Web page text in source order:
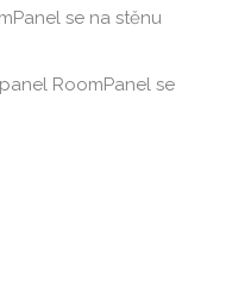
se na stěnu
RoomPanel se